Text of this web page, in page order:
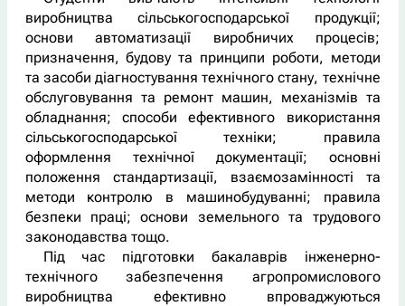
виробництва сільськогосподарської продукції;
основи автоматизації виробничих процесів;
призначення, будову та принципи роботи, методи
та засоби діагностування технічного стану, технічне
обслуговування та ремонт машин, механізмів та
обладнання; способи ефективного використання
сільськогосподарської техніки; правила
оформлення технічної документації; основні
положення стандартизації, взаємозамінності та
методи контролю в машинобудуванні; правила
безпеки праці; основи земельного та трудового
законодавства тощо.
Під час підготовки бакалаврів інженерно-
технічного забезпечення агропромислового
виробництва ефективно впроваджуються